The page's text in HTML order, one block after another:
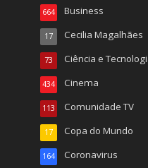
Business
664
Cecilia Magalhães
17
Ciência e
73
Cinema
434
Comunidade TV
113
Copa do Mundo
17
Coronavirus
164